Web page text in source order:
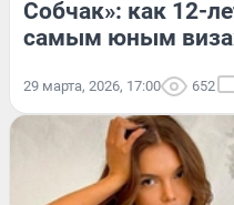
Собчак»: как 12-
самым юным
29 марта, 2026, 17:00 652